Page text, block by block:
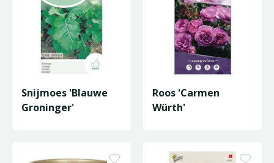
Snijmoes 'Blauwe
Groninger'
Roos 'Carmen
Würth'